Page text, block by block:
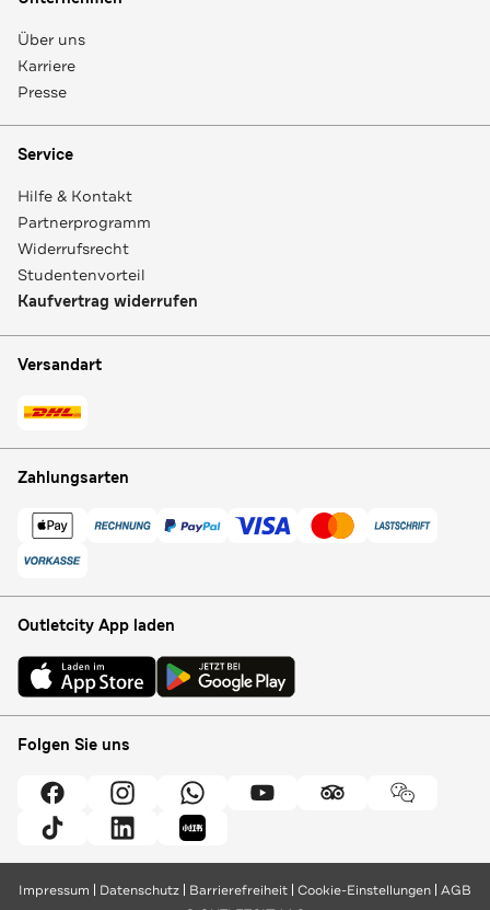
Über uns
Karriere
Presse
Service
Hilfe & Kontakt
Partnerprogramm
Widerrufsrecht
Studentenvorteil
Kaufvertrag widerrufen
Versandart
Zahlungsarten
Outletcity App laden
Folgen Sie uns
Impressum Datenschutz Barrierefreiheit Cookie-Einstellungen AGB